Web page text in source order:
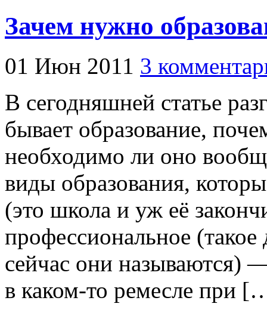
Зачем нужно
01 Июн 2011 3
В сегодняшней статье
бывает образование,
необходимо ли оно
виды образования,
(это школа и уж её
профессиональное
сейчас они называются)
в каком-то ремесле при